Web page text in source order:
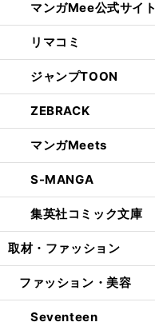
マンガMee公式サイト
リマコミ
ジャンプTOON
ZEBRACK
マンガMeets
S-MANGA
集英社コミック文庫
取材・ファッション
ファッション・美容
Seventeen